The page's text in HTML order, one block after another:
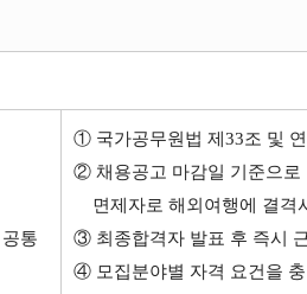
공통
① 국가공무원법 제33조 및
② 채용공고 마감일 기준으로
면제자로 해외여행에 결격
③ 최종합격자 발표 후 즉시
④ 모집분야별 자격 요건을